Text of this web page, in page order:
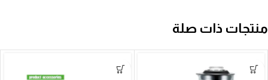
منتجات ذات صلة